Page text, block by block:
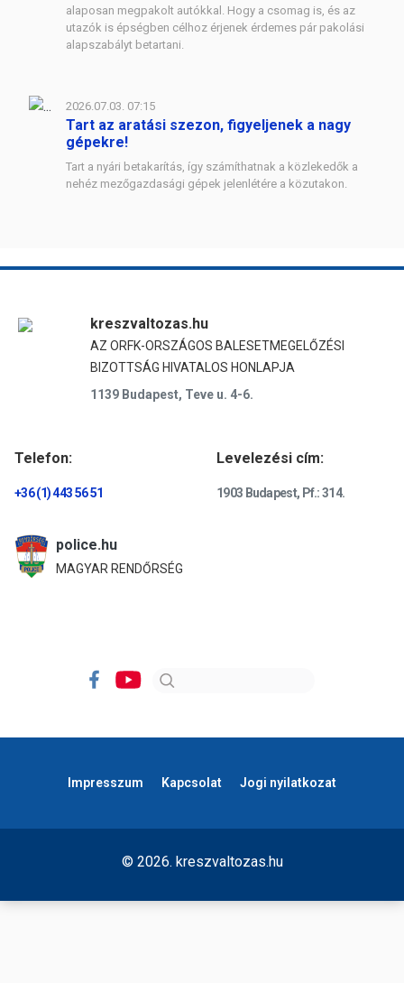
alaposan megpakolt autókkal. Hogy a csomag is, és az
utazók is épségben célhoz érjenek érdemes pár pakolási
alapszabályt betartani.
2026.07.03. 07:15
Tart az aratási szezon, figyeljenek a nagy
gépekre!
Tart a nyári betakarítás, így számíthatnak a közlekedők a
nehéz mezőgazdasági gépek jelenlétére a közutakon.
kreszvaltozas.hu
AZ ORFK-ORSZÁGOS BALESETMEGELŐZÉSI
BIZOTTSÁG HIVATALOS HONLAPJA
1139 Budapest, Teve u. 4-6.
Telefon:
+36 (1) 443 56 51
Levelezési cím:
1903 Budapest, Pf.: 314.
police.hu
MAGYAR RENDŐRSÉG
Impresszum Kapcsolat Jogi nyilatkozat
© 2026. kreszvaltozas.hu